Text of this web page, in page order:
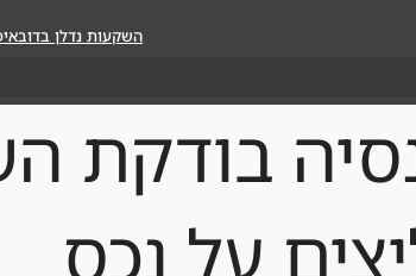
השקעות נדלן בדובאי
בודקת
על נכס